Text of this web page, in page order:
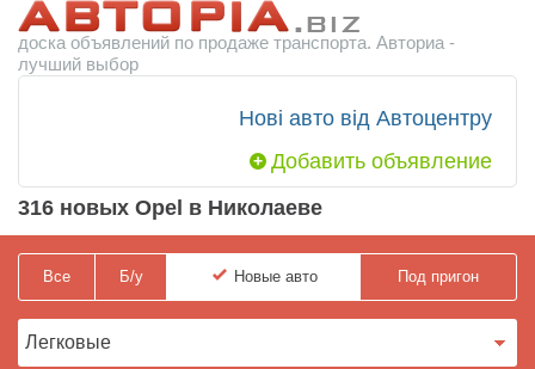
доска объявлений по продаже транспорта. Авториа -
лучший выбор
Нові авто від Автоцентру
Добавить объявление
316 новых Opel в Николаеве
Все Б/у Новые авто Под пригон